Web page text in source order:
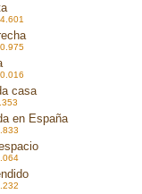
casa
en España